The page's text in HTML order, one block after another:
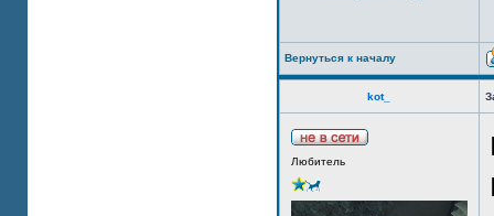
Вернуться к началу
kot_
Любитель